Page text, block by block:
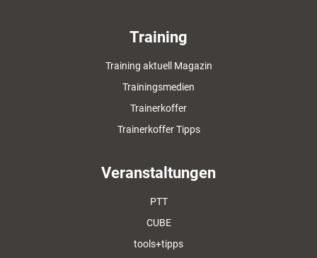
Training
Training aktuell Magazin
Trainingsmedien
Trainerkoffer
Trainerkoffer Tipps
Veranstaltungen
PTT
CUBE
tools+tipps